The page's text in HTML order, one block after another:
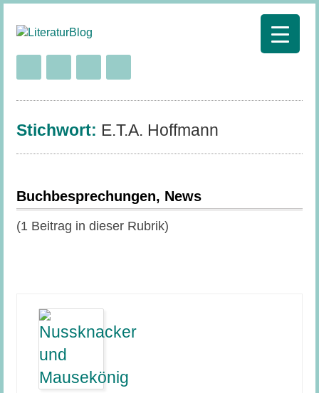
Stichwort: E.T.A. Hoffmann
Buchbesprechungen, News
(1 Beitrag in dieser Rubrik)